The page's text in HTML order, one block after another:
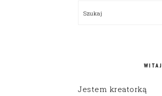
SIDEBAR
Szukaj
WITAJ
Jestem kreatorką